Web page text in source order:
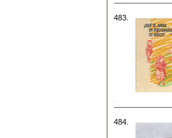
483.
484.